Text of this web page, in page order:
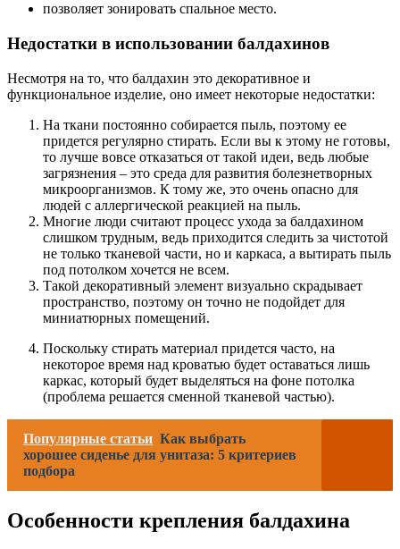
позволяет зонировать спальное место.
Недостатки в использовании балдахинов
Несмотря на то, что балдахин это декоративное и
функциональное изделие, оно имеет некоторые недостатки:
На ткани постоянно собирается пыль, поэтому ее
придется регулярно стирать. Если вы к этому не готовы,
то лучше вовсе отказаться от такой идеи, ведь любые
загрязнения – это среда для развития болезнетворных
микроорганизмов. К тому же, это очень опасно для
людей с аллергической реакцией на пыль.
Многие люди считают процесс ухода за балдахином
слишком трудным, ведь приходится следить за чистотой
не только тканевой части, но и каркаса, а вытирать пыль
под потолком хочется не всем.
Такой декоративный элемент визуально скрадывает
пространство, поэтому он точно не подойдет для
миниатюрных помещений.
Поскольку стирать материал придется часто, на
некоторое время над кроватью будет оставаться лишь
каркас, который будет выделяться на фоне потолка
(проблема решается сменной тканевой частью).
Популярные статьи Как выбрать
хорошее сиденье для унитаза: 5 критериев
подбора
Особенности крепления балдахина